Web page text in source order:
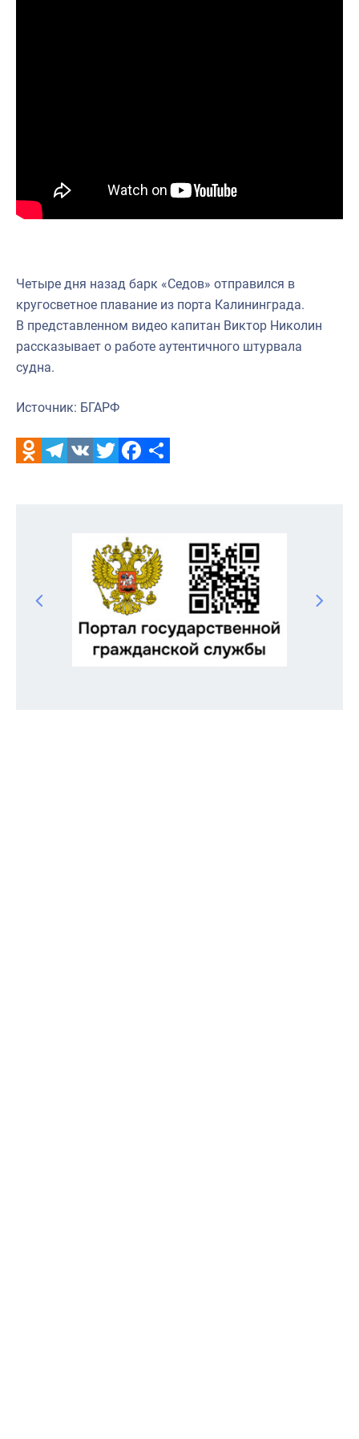
Четыре дня назад барк «Седов» отправился в
кругосветное плавание из порта Калининграда.
В представленном видео капитан Виктор Николин
рассказывает о работе аутентичного штурвала
судна.
Источник: БГАРФ